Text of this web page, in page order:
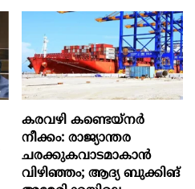
കരവഴി കണ്ടെയ്നർ
നീക്കം: രാജ്യാന്തര
ചരക്കുകവാടമാകാൻ
വിഴിഞ്ഞം; ആദ്യ ബുക്കിങ്